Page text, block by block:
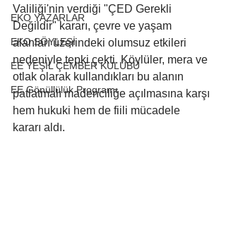
EKO YAZARLAR
EKO SÖYLEŞİ
EE YEŞİL ÇEMBER KULÜBÜ
EE Gönüllülük Programı
Valiliği'nin verdiği "ÇED Gerekli
Değildir" kararı, çevre ve yaşam
alanları üzerindeki olumsuz etkileri
nedeniyle tepki çekti. Köylüler, mera ve
otlak olarak kullandıkları bu alanın
patlatmalı madenciliğe açılmasına karşı
hem hukuki hem de fiili mücadele
kararı aldı.